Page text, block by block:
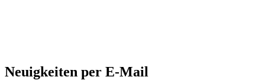
Neuigkeiten per E-Mail